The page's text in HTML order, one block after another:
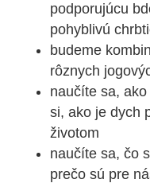
podporujúcu
pohyblivú
budeme
rôznych
naučíte sa,
si, ako je dych
životom
naučíte sa, čo
prečo sú pre